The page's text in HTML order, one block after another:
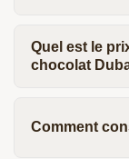
Quel est le
chocolat
Comment